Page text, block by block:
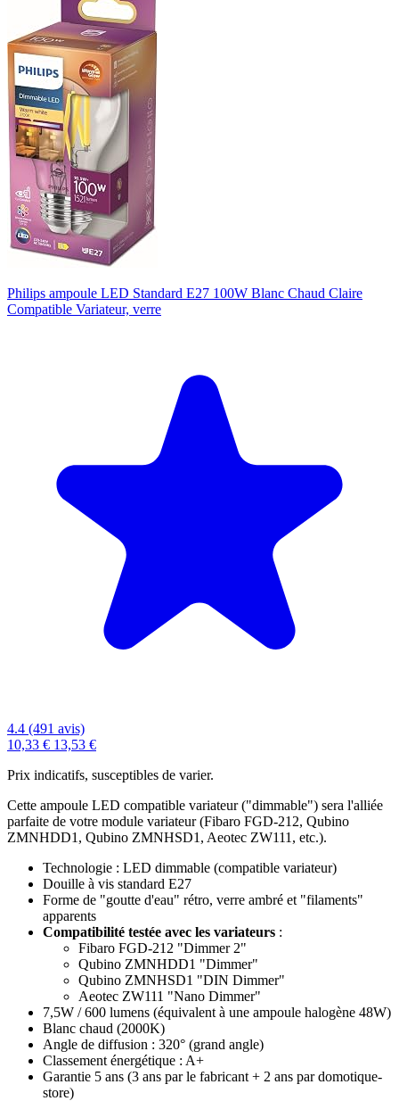
Philips ampoule LED Standard E27 100W Blanc Chaud Claire
Compatible Variateur, verre
4.4 (491 avis)
10,33 € 13,53 €
Prix indicatifs, susceptibles de varier.
Cette ampoule LED compatible variateur ("dimmable") sera l'alliée
parfaite de votre module variateur (Fibaro FGD-212, Qubino
ZMNHDD1, Qubino ZMNHSD1, Aeotec ZW111, etc.).
Technologie : LED dimmable (compatible variateur)
Douille à vis standard E27
Forme de "goutte d'eau" rétro, verre ambré et "filaments"
apparents
Compatibilité testée avec les variateurs :
Fibaro FGD-212 "Dimmer 2"
Qubino ZMNHDD1 "Dimmer"
Qubino ZMNHSD1 "DIN Dimmer"
Aeotec ZW111 "Nano Dimmer"
7,5W / 600 lumens (équivalent à une ampoule halogène 48W)
Blanc chaud (2000K)
Angle de diffusion : 320° (grand angle)
Classement énergétique : A+
Garantie 5 ans (3 ans par le fabricant + 2 ans par domotique-
store)